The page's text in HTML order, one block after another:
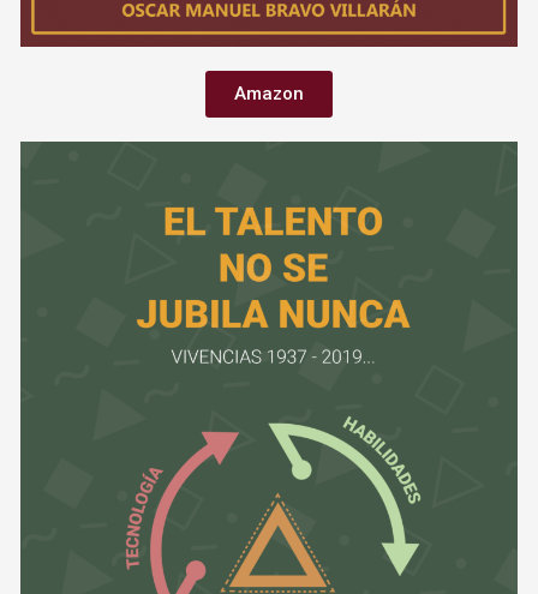
Amazon